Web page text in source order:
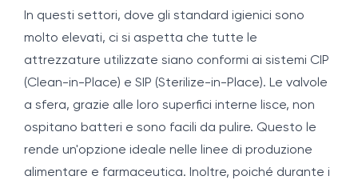
In questi settori, dove gli standard igienici sono
molto elevati, ci si aspetta che tutte le
attrezzature utilizzate siano conformi ai sistemi CIP
(Clean-in-Place) e SIP (Sterilize-in-Place). Le valvole
a sfera, grazie alle loro superfici interne lisce, non
ospitano batteri e sono facili da pulire. Questo le
rende un'opzione ideale nelle linee di produzione
alimentare e farmaceutica. Inoltre, poiché durante i